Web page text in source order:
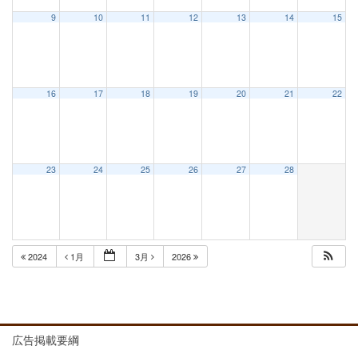
9 10 11 12 13 14 15
16 17 18 19 20 21 22
23 24 25 26 27 28
2024 1月 3月 2026
広告掲載要綱